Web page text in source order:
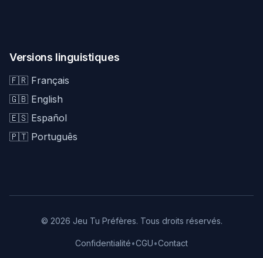
Versions linguistiques
🇫🇷 Français
🇬🇧 English
🇪🇸 Español
🇵🇹 Português
© 2026 Jeu Tu Préfères. Tous droits réservés.
Confidentialité•CGU•Contact